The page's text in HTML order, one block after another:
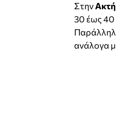
Στην
30 έως 40
ανάλογα